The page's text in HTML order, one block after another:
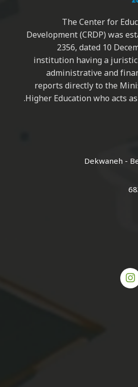
The Center for
Development (CRDP) was
2356, dated 10
institution having a
administrative and
reports directly to the
Higher Education who acts